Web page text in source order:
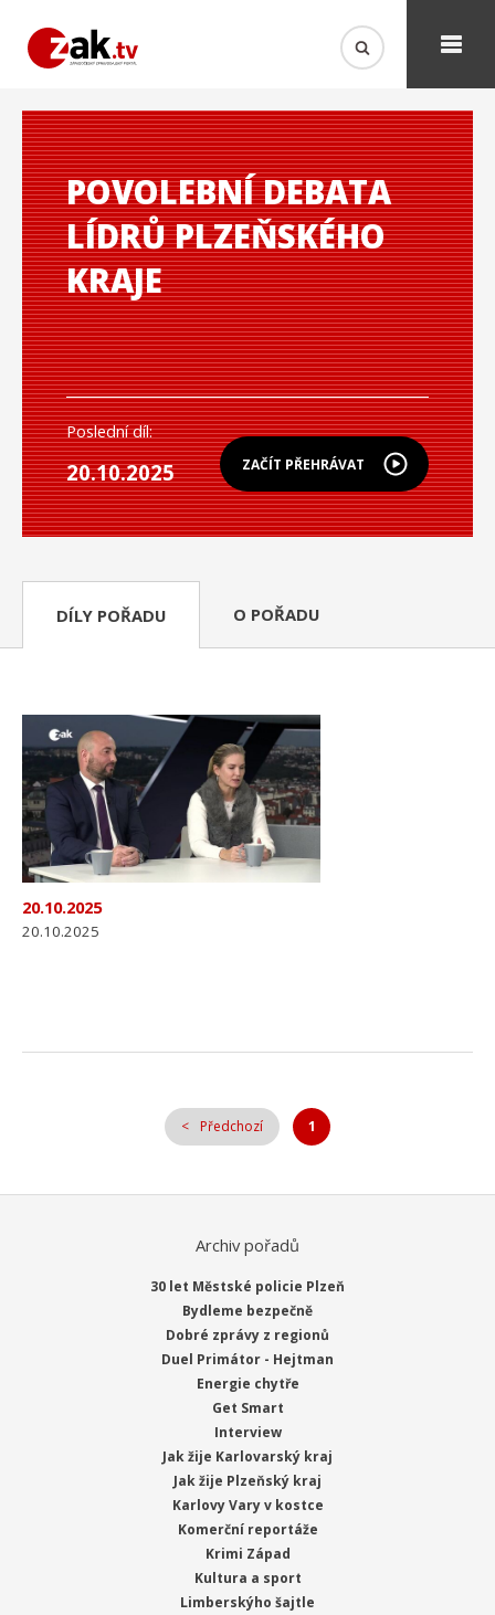
POVOLEBNÍ DEBATA
LÍDRŮ PLZEŇSKÉHO
KRAJE
ZAČÍT PŘEHRÁVAT
Poslední díl:
20.10.2025
DÍLY POŘADU O POŘADU
20.10.2025
20.10.2025
Předchozí 1
Archiv pořadů
30 let Městské policie Plzeň
Bydleme bezpečně
Dobré zprávy z regionů
Duel Primátor - Hejtman
Energie chytře
Get Smart
Interview
Jak žije Karlovarský kraj
Jak žije Plzeňský kraj
Karlovy Vary v kostce
Komerční reportáže
Krimi Západ
Kultura a sport
Limberskýho šajtle